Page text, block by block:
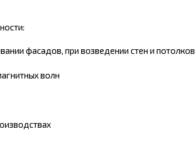
фасадов, при возведении стен и потолков
волн